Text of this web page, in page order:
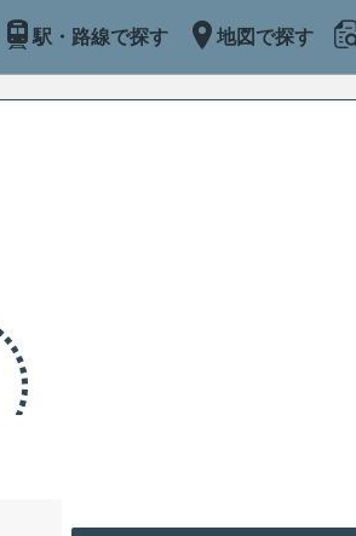
駅・路線で探す 地図で探す